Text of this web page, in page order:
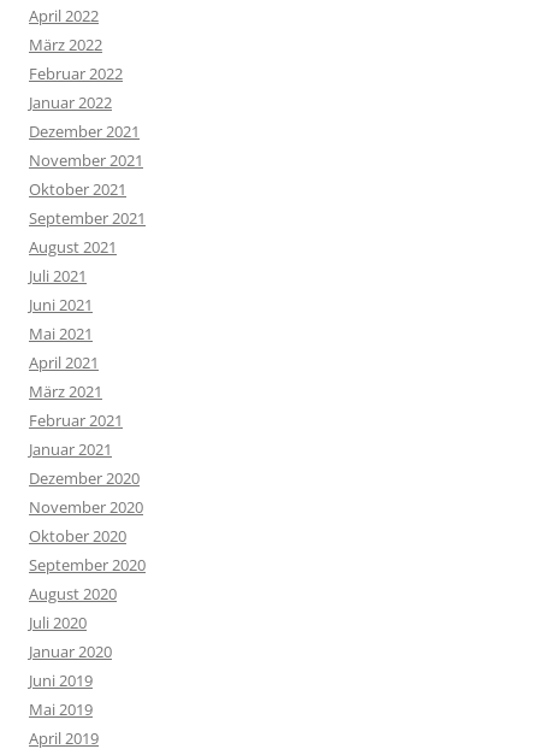
April 2022
März 2022
Februar 2022
Januar 2022
Dezember 2021
November 2021
Oktober 2021
September 2021
August 2021
Juli 2021
Juni 2021
Mai 2021
April 2021
März 2021
Februar 2021
Januar 2021
Dezember 2020
November 2020
Oktober 2020
September 2020
August 2020
Juli 2020
Januar 2020
Juni 2019
Mai 2019
April 2019